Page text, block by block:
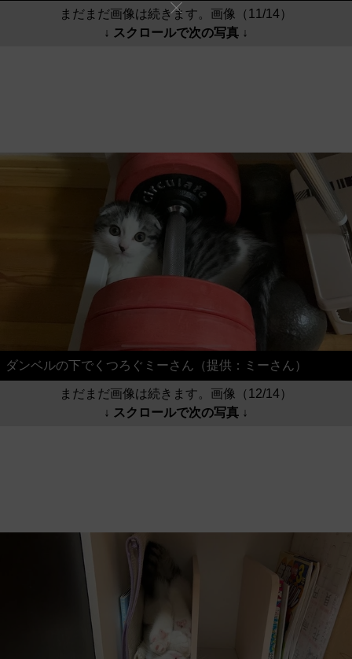
まだまだ画像は続きます。画像（11/14）
↓ スクロールで次の写真 ↓
ダンベルの下でくつろぐミーさん（提供：ミーさん）
まだまだ画像は続きます。画像（12/14）
↓ スクロールで次の写真 ↓